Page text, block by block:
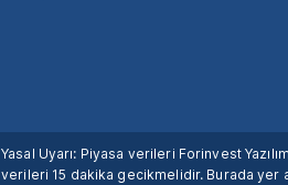
Yasal Uyarı: Piyasa verileri Forinvest
verileri 15 dakika gecikmelidir. Burada yer